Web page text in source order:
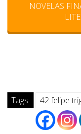
NOVELAS
Tags: 42 felipe